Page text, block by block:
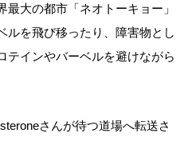
大の都市「ネオトーキョー」
ルを飛び移ったり、障害物とし
テインやバーベルを避けながら
さんが待つ道場へ転送さ